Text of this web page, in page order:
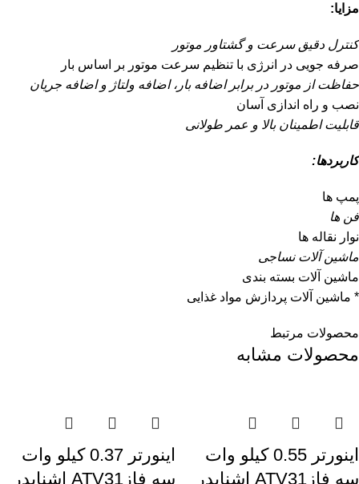
مزایا:
کنترل دقیق سرعت و گشتاور موتور
صرفه جویی در انرژی با تنظیم سرعت موتور بر اساس بار
حفاظت از موتور در برابر اضافه بار، اضافه ولتاژ و اضافه جریان
نصب و راه اندازی آسان
قابلیت اطمینان بالا و عمر طولانی
کاربردها:
پمپ ها
فن ها
نوار نقاله ها
ماشین آلات نساجی
ماشین آلات بسته بندی
* ماشین آلات پردازش مواد غذایی
محصولات مرتبط
محصولات مشابه
اینورتر 0.55 کيلو وات
سه فازATV31 اشنایدر
اینورتر 0.37 کيلو وات
سه فازATV31 اشنایدر